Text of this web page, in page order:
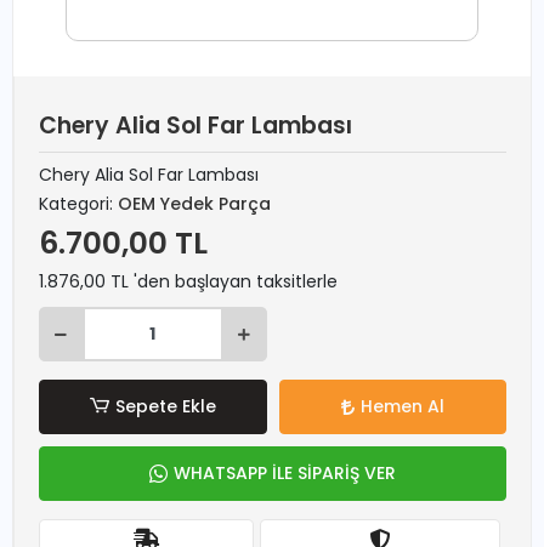
Chery Alia Sol Far Lambası
Chery Alia Sol Far Lambası
Kategori: OEM Yedek Parça
6.700,00 TL
1.876,00 TL 'den başlayan taksitlerle
Sepete Ekle Hemen Al
WHATSAPP İLE SİPARİŞ VER